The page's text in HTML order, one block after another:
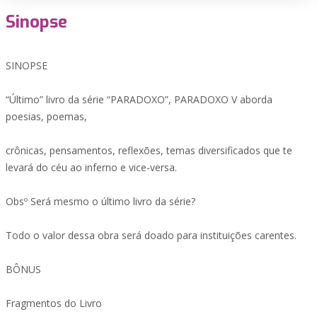
Sinopse
SINOPSE
“Último” livro da série “PARADOXO”, PARADOXO V aborda
poesias, poemas,
crônicas, pensamentos, reflexões, temas diversificados que te
levará do céu ao inferno e vice-versa.
Obsº Será mesmo o último livro da série?
Todo o valor dessa obra será doado para instituições carentes.
BÔNUS
Fragmentos do Livro